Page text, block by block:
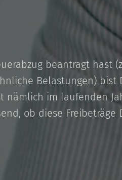
beantragt hast
Belastungen) bist
nämlich im laufenden
ob diese Freibeträge